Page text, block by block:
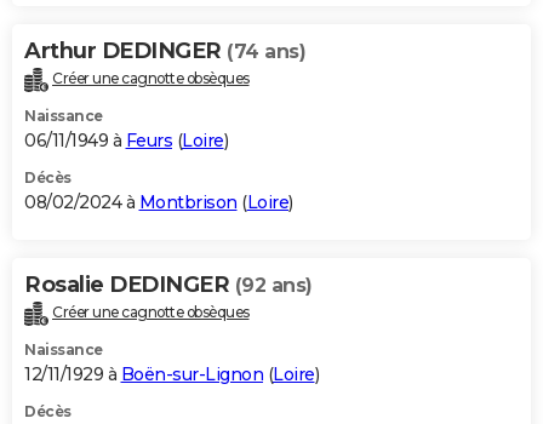
Arthur DEDINGER (74 ans)
Créer une cagnotte obsèques
Naissance
06/11/1949 à Feurs (Loire)
Décès
08/02/2024 à Montbrison (Loire)
Rosalie DEDINGER (92 ans)
Créer une cagnotte obsèques
Naissance
12/11/1929 à Boën-sur-Lignon (Loire)
Décès